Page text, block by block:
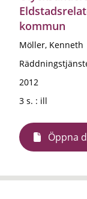
kommun
Möller, Kenneth
2012
3 s. : ill
Öppna